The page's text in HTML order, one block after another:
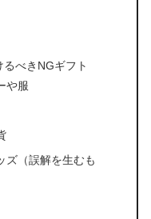
べきNGギフト
や服
（誤解を生むも